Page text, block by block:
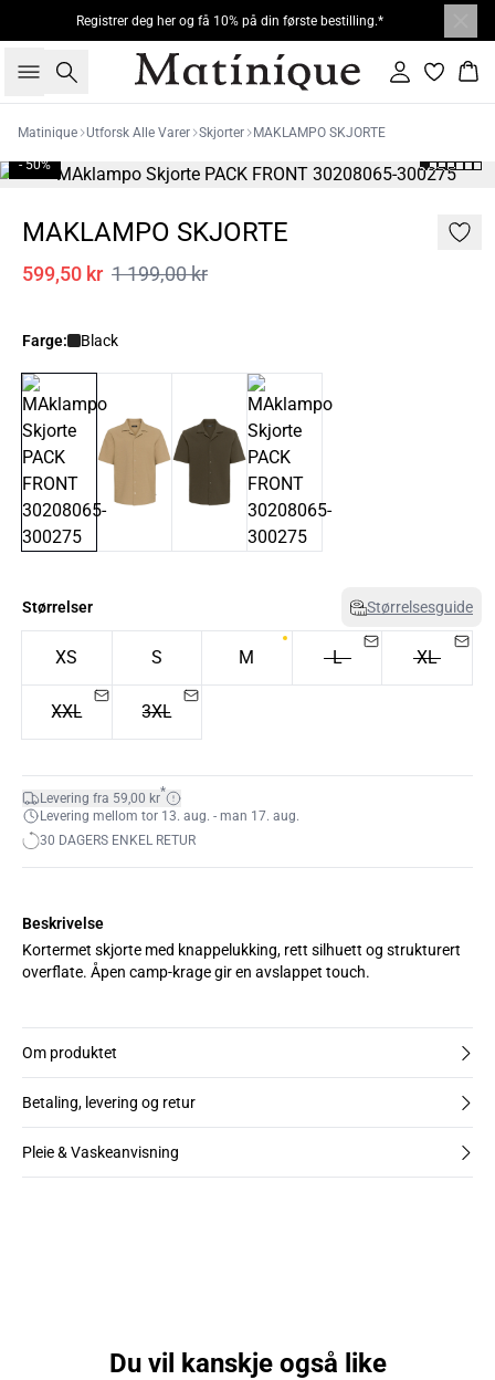
Registrer deg her og få 10% på din første bestilling.*
Søk Logg inn
Matinique Utforsk Alle Varer Skjorter MAKLAMPO SKJORTE
- 50%
MAKLAMPO SKJORTE
599,50 kr 1 199,00 kr
Farge: Black
Størrelser Størrelsesguide
XS S M L XL
XXL 3XL
Levering fra 59,00 kr*
Levering mellom tor 13. aug. - man 17. aug.
30 DAGERS ENKEL RETUR
Beskrivelse
Kortermet skjorte med knappelukking, rett silhuett og strukturert
overflate. Åpen camp-krage gir en avslappet touch.
Om produktet
Betaling, levering og retur
Pleie & Vaskeanvisning
Du vil kanskje også like